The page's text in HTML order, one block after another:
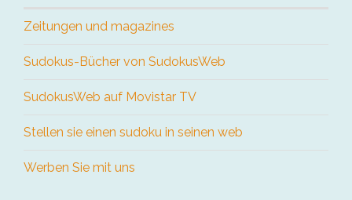
Zeitungen und magazines
Sudokus-Bücher von SudokusWeb
SudokusWeb auf Movistar TV
Stellen sie einen sudoku in seinen web
Werben Sie mit uns